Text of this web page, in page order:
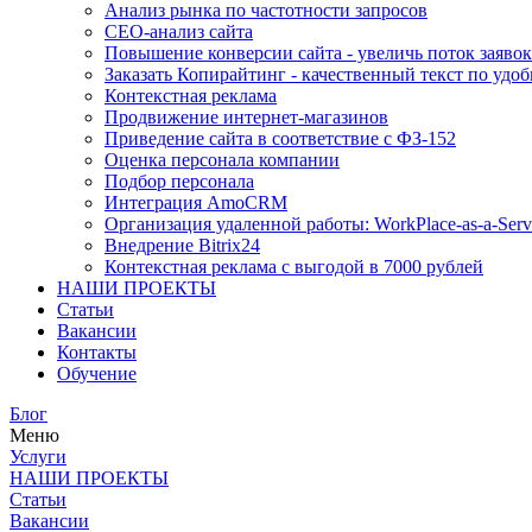
Анализ рынка по частотности запросов
СЕО-анализ сайта
Повышение конверсии сайта - увеличь поток
Заказать Копирайтинг - качественный текст по
Контекстная реклама
Продвижение интернет-магазинов
Приведение сайта в соответствие с ФЗ-152
Оценка персонала компании
Подбор персонала
Интеграция AmoCRM
Организация удаленной работы: WorkPlace-as-a-
Внедрение Bitrix24
Контекстная реклама с выгодой в 7000 рублей
НАШИ ПРОЕКТЫ
Статьи
Вакансии
Контакты
Обучение
Блог
Меню
Услуги
НАШИ ПРОЕКТЫ
Статьи
Вакансии